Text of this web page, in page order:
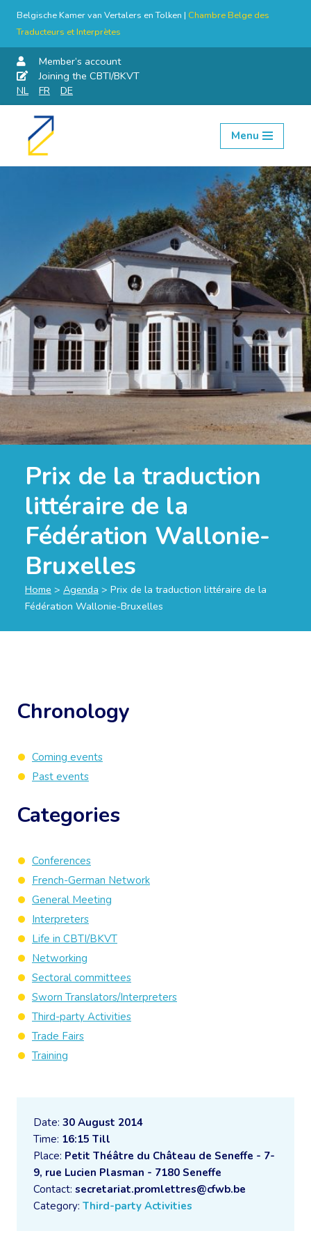
Belgische Kamer van Vertalers en Tolken | Chambre Belge des
Traducteurs et Interprètes
Member’s account
Joining the CBTI/BKVT
NL
FR DE
Skip
Menu
Prix de la traduction
littéraire de la
Fédération Wallonie-
Bruxelles
Home > Agenda > Prix de la traduction littéraire de la
Fédération Wallonie-Bruxelles
Date: 30 August 2014
Time: 16:15 Till
Place: Petit Théâtre du Château de Seneffe - 7-
9, rue Lucien Plasman - 7180 Seneffe
Contact: secretariat.promlettres@cfwb.be
Category: Third-party Activities
Chronology
Coming events
Past events
Categories
Conferences
French-German Network
General Meeting
Interpreters
Life in CBTI/BKVT
Networking
Sectoral committees
Sworn Translators/Interpreters
Third-party Activities
Trade Fairs
Training